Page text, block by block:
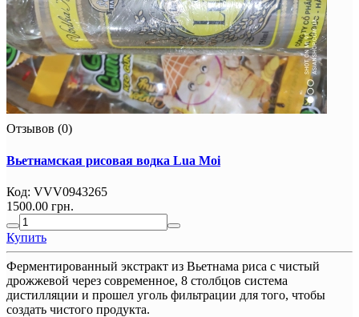
Отзывов (0)
Вьетнамская рисовая водка Lua Moi
Код: VVV0943265
1500.00 грн.
Купить
Ферментированный экстракт из Вьетнама риса с чистый
дрожжевой через современное, 8 столбцов система
дистилляции и прошел уголь фильтрации для того, чтобы
создать чистого продукта.